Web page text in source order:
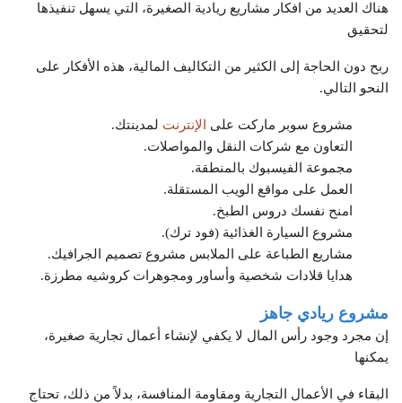
هناك العديد من افكار مشاريع ريادية الصغيرة، التي يسهل تنفيذها
لتحقيق
ربح دون الحاجة إلى الكثير من التكاليف المالية، هذه الأفكار على
النحو التالي.
مشروع سوبر ماركت على الإنترنت لمدينتك.
التعاون مع شركات النقل والمواصلات.
مجموعة الفيسبوك بالمنطقة.
العمل على مواقع الويب المستقلة.
امنح نفسك دروس الطبخ.
مشروع السيارة الغذائية (فود ترك).
مشاريع الطباعة على الملابس مشروع تصميم الجرافيك.
هدايا قلادات شخصية وأساور ومجوهرات كروشيه مطرزة.
مشروع ريادي جاهز
إن مجرد وجود رأس المال لا يكفي لإنشاء أعمال تجارية صغيرة،
يمكنها
البقاء في الأعمال التجارية ومقاومة المنافسة، بدلاً من ذلك، تحتاج